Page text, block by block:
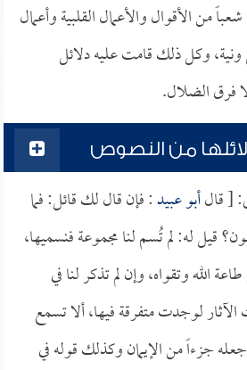
من الأقوال والأعمال القلبية وأعمال
وكل ذلك قامت عليه دلائل
فرق الضلال.
من النصوص
[ قالأبو عبيد: فإن قال لك قائل: فما
قيل له: لم تُسم لنا مجموعة فنسميها،
الله وتقواه، وإن لم تذكر لنا في
لوجدت متفرقة فيها، ألا تسمع
جزءاً من الإيمان وكذلك قوله في